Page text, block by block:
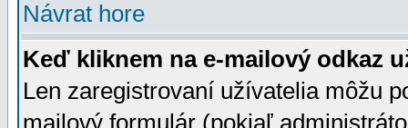
Návrat hore
Keď kliknem na e-mailový odkaz
Len zaregistrovaní užívatelia môžu
mailový formulár (pokiaľ